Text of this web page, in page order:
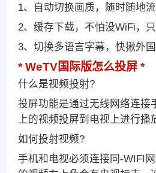
1、自动切换画质，随时随地
2、缓存下载，不怕没WiFi，
3、切换多语言字幕，快揪外
WeTV国际版怎么投屏
什么是视频投射?
投屏功能是通过无线网络连接
上的视频投屏到电视上进行播
如何投射视频?
手机和电视必须连接同-WIFI